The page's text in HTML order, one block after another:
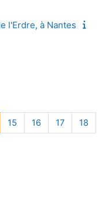
l'Erdre, à Nantes
14
15 Page 15
16Page 16
17Page 17
18